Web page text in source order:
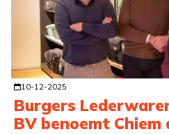
10-12-2025
Burgers
BV benoemt